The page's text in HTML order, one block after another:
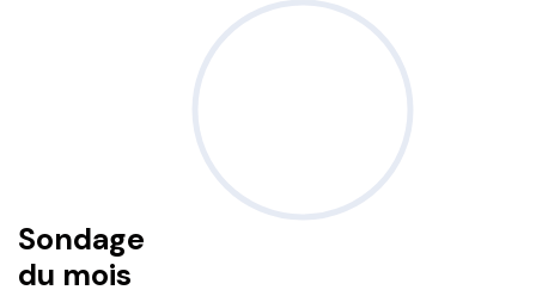
Sondage
du mois